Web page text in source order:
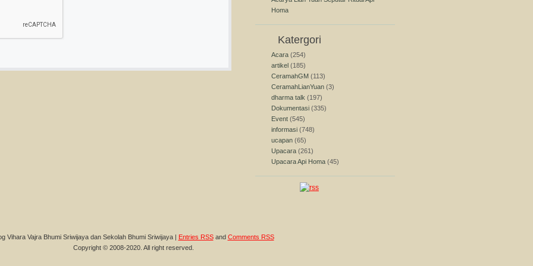
Homa
Katergori
Acara (254)
artikel (185)
CeramahGM (113)
CeramahLianYuan (3)
dharma talk (197)
Dokumentasi (335)
Event (545)
informasi (748)
ucapan (65)
Upacara (261)
Upacara Api Homa (45)
Vihara Vajra Bhumi Sriwijaya dan Sekolah Bhumi Sriwijaya | Entries RSSand Comments RSS
Copyright © 2008-2020. All right reserved.